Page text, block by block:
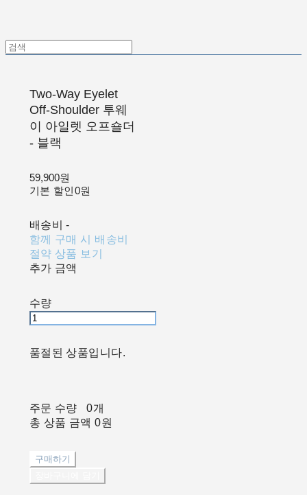
Two-Way Eyelet
Off-Shoulder 투웨
이 아일렛 오프숄더
- 블랙
59,900원
기본 할인0원
배송비-
함께 구매 시 배송비
절약 상품 보기
추가 금액
수량
품절된 상품입니다.
주문 수량
0개
총 상품 금액 0원
구매하기